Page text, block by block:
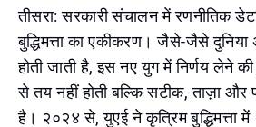
तीसरा: सरकारी संचालन में रणनीतिक
बुद्धिमत्ता का एकीकरण। जैसे-जैसे
होती जाती है, इस नए युग में निर्णय लेने की
से तय नहीं होती बल्कि सटीक, ताज़ा और
है। २०२४ से, युएई ने कृत्रिम बुद्धिमत्ता